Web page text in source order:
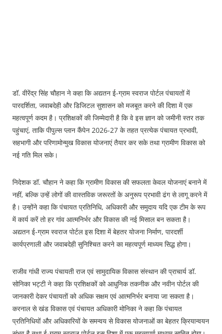
डॉ. वीरेंद्र सिंह चौहान ने कहा कि अद्यतन ई-ग्राम स्वराज पोर्टल पंचायतों में
पारदर्शिता, जवाबदेही और डिजिटल सुशासन को मजबूत करने की दिशा में एक
महत्वपूर्ण कदम है। प्रशिक्षकों की जिम्मेदारी है कि वे इस ज्ञान को जमीनी स्तर तक
पहुंचाएं, ताकि पीपुल्स प्लान कैंपेन 2026-27 के तहत प्रत्येक पंचायत प्रभावी,
सहभागी और परिणामोन्मुख विकास योजनाएं तैयार कर सके तथा ग्रामीण विकास को
नई गति मिल सके।
निदेशक डॉ. चौहान ने कहा कि ग्रामीण विकास की सफलता केवल योजनाएं बनाने में
नहीं, बल्कि उन्हें लोगों की वास्तविक जरूरतों के अनुरूप प्रभावी ढंग से लागू करने में
है। उन्होंने कहा कि पंचायत प्रतिनिधि, अधिकारी और समुदाय यदि एक टीम के रूप
में कार्य करें तो हर गांव आत्मनिर्भर और विकास की नई मिसाल बन सकता है।
अद्यतन ई-ग्राम स्वराज पोर्टल इस दिशा में बेहतर योजना निर्माण, पारदर्शी
कार्यप्रणाली और जवाबदेही सुनिश्चित करने का महत्वपूर्ण माध्यम सिद्ध होगा।
राजीव गांधी राज्य पंचायती राज एवं सामुदायिक विकास संस्थान की प्राचार्य डॉ.
सोनिका भट्टी ने कहा कि प्रशिक्षकों को आधुनिक तकनीक और नवीन पोर्टल की
जानकारी देकर पंचायतों को अधिक सक्षम एवं आत्मनिर्भर बनाया जा सकता है।
करनाल से खंड विकास एवं पंचायत अधिकारी मोनिका ने कहा कि पंचायत
प्रतिनिधियों और अधिकारियों के समन्वय से विकास योजनाओं का बेहतर क्रियान्वयन